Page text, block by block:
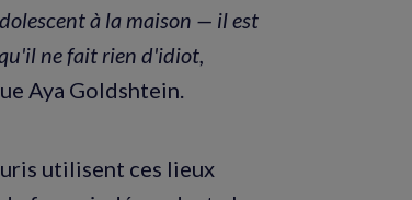
à la maison ­— il est
ne fait rien d'idiot,
Aya Goldshtein.
utilisent ces lieux